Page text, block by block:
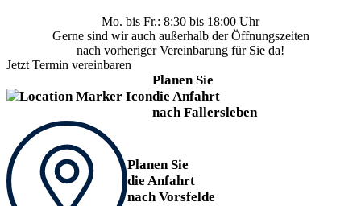
Mo. bis Fr.: 8:30 bis 18:00 Uhr
Gerne sind wir auch außerhalb der Öffnungszeiten
nach vorheriger Vereinbarung für Sie da!
Jetzt Termin vereinbaren
Planen Sie
die Anfahrt
nach Fallersleben
Planen Sie
die Anfahrt
nach Vorsfelde